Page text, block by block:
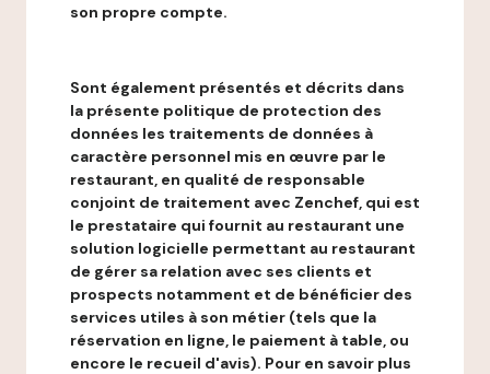
son propre compte.
Sont également présentés et décrits dans
la présente politique de protection des
données les traitements de données à
caractère personnel mis en œuvre par le
restaurant, en qualité de responsable
conjoint de traitement avec Zenchef, qui est
le prestataire qui fournit au restaurant une
solution logicielle permettant au restaurant
de gérer sa relation avec ses clients et
prospects notamment et de bénéficier des
services utiles à son métier (tels que la
réservation en ligne, le paiement à table, ou
encore le recueil d'avis). Pour en savoir plus